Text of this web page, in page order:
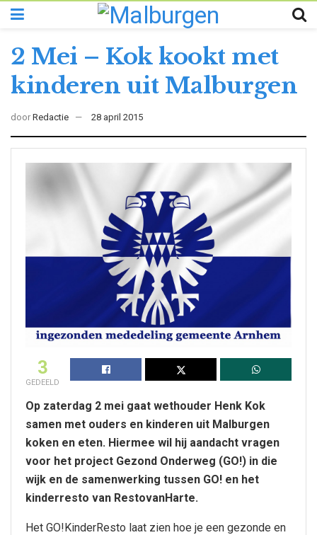
2 Mei – Kok kookt met
kinderen uit Malburgen
door Redactie 28 april 2015
3
GEDEELD
Op zaterdag 2 mei gaat wethouder Henk Kok
samen met ouders en kinderen uit Malburgen
koken en eten. Hiermee wil hij aandacht vragen
voor het project Gezond Onderweg (GO!) in die
wijk en de samenwerking tussen GO! en het
kinderresto van RestovanHarte.
Het GO!KinderResto laat zien hoe je een gezonde en